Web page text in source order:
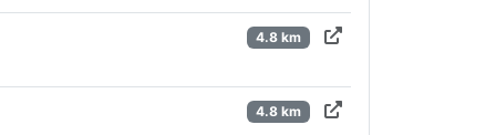
4.8 km
4.8 km